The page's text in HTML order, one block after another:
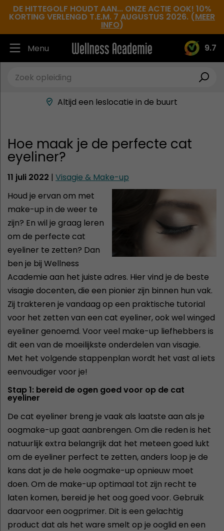
DE HITTEGOLF HOUDT AAN... ONZE ACTIE OOK! 10%
KORTING VERLENGD T.E.M. 7 AUGUSTUS 2026. (MEER
INFO)
9.7
Menu
Ruim 30.000 tevreden studenten
Beste docenten in de branche
Altijd een leslocatie in de buurt
Hoe maak je de perfecte cat
eyeliner?
11 juli 2022 | Visagie & Make-up
Houd je ervan om met
make-up in de weer te
zijn? En wil je graag leren
om de perfecte cat
eyeliner te zetten? Dan
ben je bij Wellness
Academie aan het juiste adres. Hier vind je de beste
visagie docenten, die een pionier zijn binnen hun vak.
Zij trakteren je vandaag op een praktische tutorial
voor het zetten van een cat eyeliner, ook wel winged
eyeliner genoemd. Voor veel make-up liefhebbers is
dit een van de moeilijkste onderdelen van visagie.
Met het volgende stappenplan wordt het vast al iets
eenvoudiger voor je!
Stap 1: bereid de ogen goed voor op de cat
eyeliner
De cat eyeliner breng je vaak als laatste aan als je
oogmake-up gaat aanbrengen. Om die reden is het
natuurlijk extra belangrijk dat het meteen goed lukt
om de eyeliner perfect te zetten, anders loop je de
kans dat je de hele oogmake-up opnieuw moet
doen. Om de make-up optimaal tot zijn recht te
laten komen, bereid je het oog goed voor. Gebruik
daarvoor een oogprimer. Dit is een gelachtig
product dat als het ware smelt op je ooglid en een